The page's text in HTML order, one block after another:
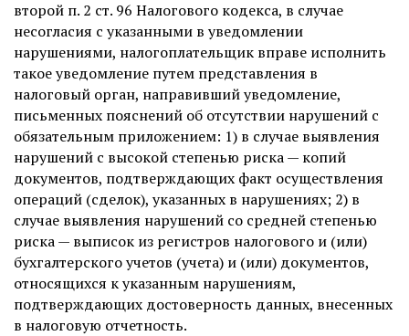
второй п. 2 ст. 96 Налогового кодекса, в случае
несогласия с указанными в уведомлении
нарушениями, налогоплательщик вправе исполнить
такое уведомление путем представления в
налоговый орган, направивший уведомление,
письменных пояснений об отсутствии нарушений с
обязательным приложением: 1) в случае выявления
нарушений с высокой степенью риска — копий
документов, подтверждающих факт осуществления
операций (сделок), указанных в нарушениях; 2) в
случае выявления нарушений со средней степенью
риска — выписок из регистров налогового и (или)
бухгалтерского учетов (учета) и (или) документов,
относящихся к указанным нарушениям,
подтверждающих достоверность данных, внесенных
в налоговую отчетность.